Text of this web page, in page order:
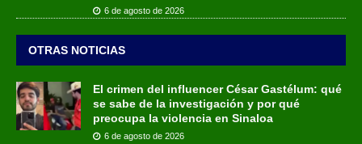
6 de agosto de 2026
OTRAS NOTICIAS
El crimen del influencer César Gastélum: qué
se sabe de la investigación y por qué
preocupa la violencia en Sinaloa
6 de agosto de 2026